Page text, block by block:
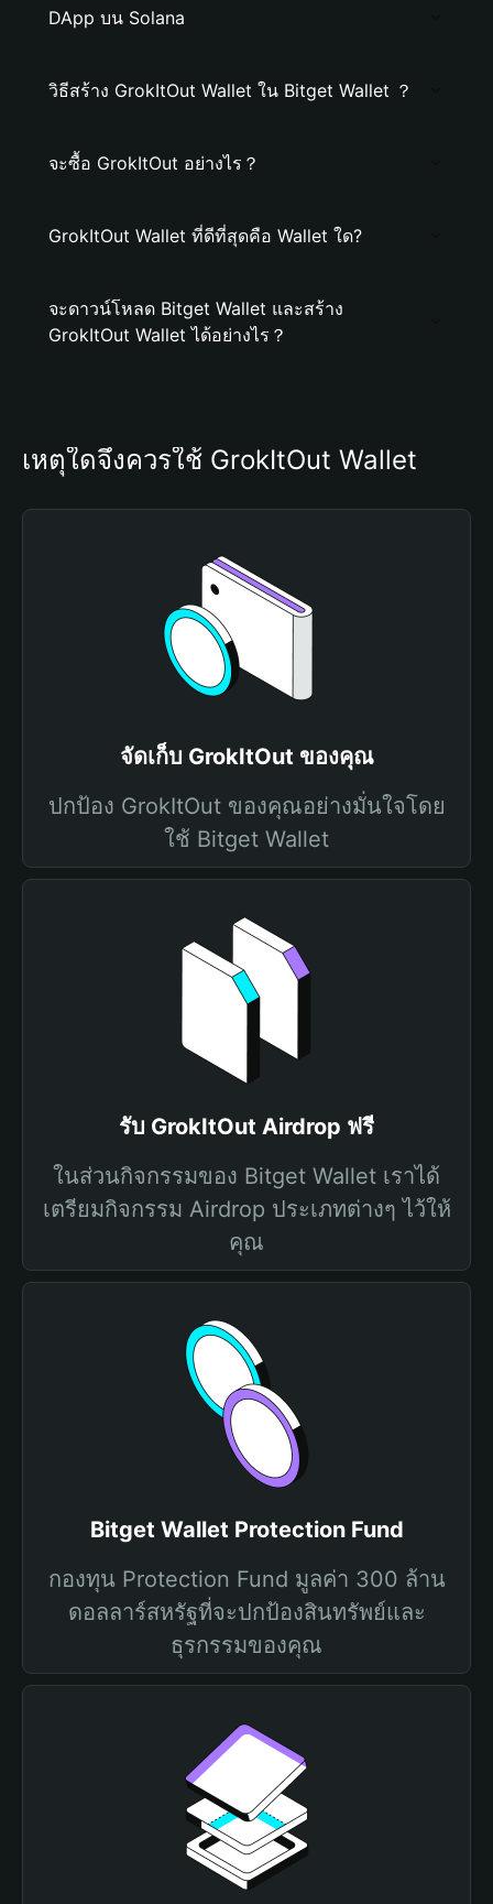
DApp บน Solana
วิธีสร้าง GrokItOut Wallet ใน Bitget Wallet ？
จะซื้อ GrokItOut อย่างไร？
GrokItOut Wallet ที่ดีที่สุดคือ Wallet ใด?
จะดาวน์โหลด Bitget Wallet และสร้าง
GrokItOut Wallet ได้อย่างไร？
เหตุใดจึงควรใช้ GrokItOut Wallet
จัดเก็บ GrokItOut ของคุณ
ปกป้อง GrokItOut ของคุณอย่างมั่นใจโดย
ใช้ Bitget Wallet
รับ GrokItOut Airdrop ฟรี
ในส่วนกิจกรรมของ Bitget Wallet เราได้
เตรียมกิจกรรม Airdrop ประเภทต่างๆ ไว้ให้
คุณ
Bitget Wallet Protection Fund
กองทุน Protection Fund มูลค่า 300 ล้าน
ดอลลาร์สหรัฐที่จะปกป้องสินทรัพย์และ
ธุรกรรมของคุณ